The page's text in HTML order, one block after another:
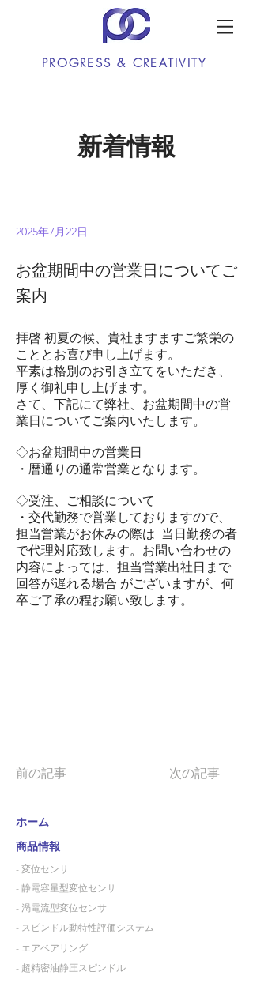
PROGRESS & CREATIVITY
新着情報
2025年7月22日
お盆期間中の営業日についてご
案内
拝啓 初夏の候、貴社ますますご繁栄の
こととお喜び申し上げます。
平素は格別のお引き立てをいただき、
厚く御礼申し上げます。
さて、下記にて弊社、お盆期間中の営
業日についてご案内いたします。
◇お盆期間中の営業日
・暦通りの通常営業となります。
◇受注、ご相談について
・交代勤務で営業しておりますので、
担当営業がお休みの際は 当日勤務の者
で代理対応致します。お問い合わせの
内容によっては、担当営業出社日まで
回答が遅れる場合 がございますが、何
卒ご了承の程お願い致します。
前の記事 次の記事
ホーム
商品情報
- 変位センサ
- 静電容量型変位センサ
- 渦電流型変位センサ
- スピンドル動特性評価システム
- エアベアリング
- 超精密油静圧スピンドル